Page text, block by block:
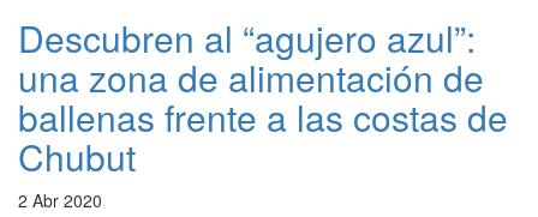
Descubren al “agujero azul”:
una zona de alimentación de
ballenas frente a las costas de
Chubut
2 Abr 2020